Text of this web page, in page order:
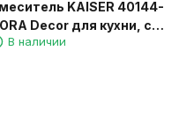
KAISER 40144-
Decor для кухни, с
для питьевой
В наличии